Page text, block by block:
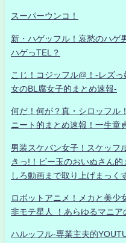
スーパーウンコ！
新・ハゲッフル！哀愁のハゲ
ハゲっTEL？
こじ！コジッフル@！-レズ
女のBL腐女子的まとめ速報-
何だ！何が？真・シロッフ
ニート的まとめ速報！一生童
男装スケバン女子！スケッフ
きっ!！ビー玉のおいぬさん
しろ動画まで取り上げまっく
ロボットアニメ！メカと美少
非モテ星人 ！あらゆるマニア
ハルッフル-専業主夫的